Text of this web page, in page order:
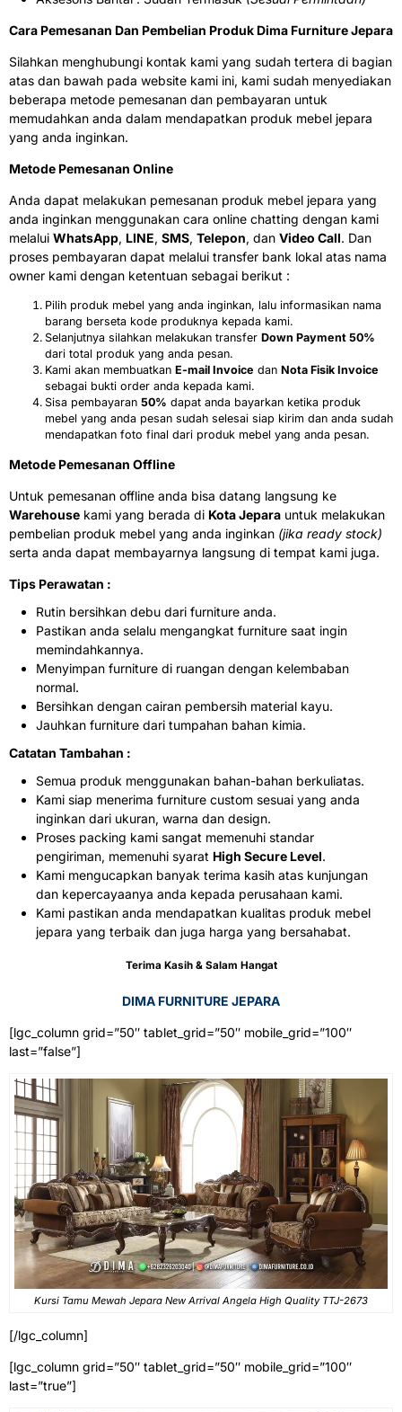
Cara Pemesanan Dan Pembelian Produk Dima Furniture Jepara
Silahkan menghubungi kontak kami yang sudah tertera di bagian
atas dan bawah pada website kami ini, kami sudah menyediakan
beberapa metode pemesanan dan pembayaran untuk
memudahkan anda dalam mendapatkan produk mebel jepara
yang anda inginkan.
Metode Pemesanan Online
Anda dapat melakukan pemesanan produk mebel jepara yang
anda inginkan menggunakan cara online chatting dengan kami
melalui WhatsApp, LINE, SMS, Telepon, dan Video Call. Dan
proses pembayaran dapat melalui transfer bank lokal atas nama
owner kami dengan ketentuan sebagai berikut :
Pilih produk mebel yang anda inginkan, lalu informasikan nama
barang berseta kode produknya kepada kami.
Selanjutnya silahkan melakukan transfer Down Payment 50%
dari total produk yang anda pesan.
Kami akan membuatkan E-mail Invoice dan Nota Fisik Invoice
sebagai bukti order anda kepada kami.
Sisa pembayaran 50% dapat anda bayarkan ketika produk
mebel yang anda pesan sudah selesai siap kirim dan anda sudah
mendapatkan foto final dari produk mebel yang anda pesan.
Metode Pemesanan Offline
Untuk pemesanan offline anda bisa datang langsung ke
Warehouse kami yang berada di Kota Jepara untuk melakukan
pembelian produk mebel yang anda inginkan (jika ready stock)
serta anda dapat membayarnya langsung di tempat kami juga.
Tips Perawatan :
Rutin bersihkan debu dari furniture anda.
Pastikan anda selalu mengangkat furniture saat ingin
memindahkannya.
Menyimpan furniture di ruangan dengan kelembaban
normal.
Bersihkan dengan cairan pembersih material kayu.
Jauhkan furniture dari tumpahan bahan kimia.
Catatan Tambahan :
Semua produk menggunakan bahan-bahan berkuliatas.
Kami siap menerima furniture custom sesuai yang anda
inginkan dari ukuran, warna dan design.
Proses packing kami sangat memenuhi standar
pengiriman, memenuhi syarat High Secure Level.
Kami mengucapkan banyak terima kasih atas kunjungan
dan kepercayaanya anda kepada perusahaan kami.
Kami pastikan anda mendapatkan kualitas produk mebel
jepara yang terbaik dan juga harga yang bersahabat.
Terima Kasih & Salam Hangat
DIMA FURNITURE JEPARA
[lgc_column grid=”50″ tablet_grid=”50″ mobile_grid=”100″
last=”false”]
Kursi Tamu Mewah Jepara New Arrival Angela High Quality TTJ-2673
[/lgc_column]
[lgc_column grid=”50″ tablet_grid=”50″ mobile_grid=”100″
last=”true”]